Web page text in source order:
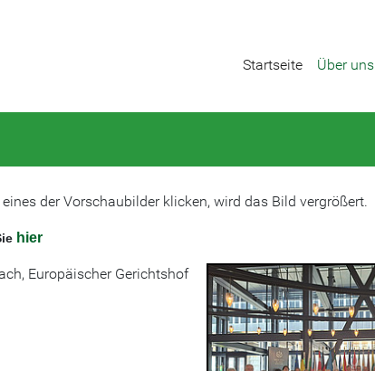
Startseite Über uns
der Vorschaubilder klicken, wird das Bild vergrößert.
hier
Europäischer Gerichtshof